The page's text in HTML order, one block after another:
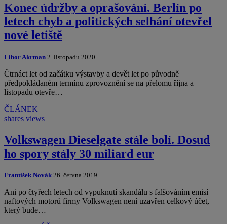
Konec údržby a oprašování. Berlín po
letech chyb a politických selhání otevřel
nové letiště
Libor Akrman 2. listopadu 2020
Čtrnáct let od začátku výstavby a devět let po původně
předpokládaném termínu zprovoznění se na přelomu října a
listopadu otevře…
ČLÁNEK
shares views
Volkswagen Dieselgate stále bolí. Dosud
ho spory stály 30 miliard eur
František Novák 26. června 2019
Ani po čtyřech letech od vypuknutí skandálu s falšováním emisí
naftových motorů firmy Volkswagen není uzavřen celkový účet,
který bude…